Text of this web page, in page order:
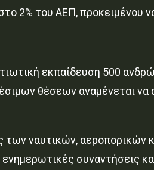
2% του ΑΕΠ, προκειμένου
εκπαίδευση 500
θέσεων αναμένεται
των ναυτικών, αεροπορικών
συναντήσεις